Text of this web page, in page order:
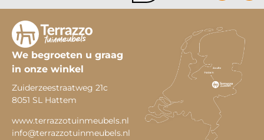
We begroeten u graag
in onze winkel
Zuiderzeestraatweg 21c
8051 SL Hattem
www.terrazzotuinmeubels.nl
info@terrazzotuinmeubels.nl